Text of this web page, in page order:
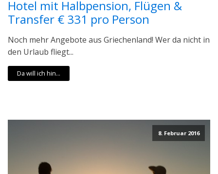
Hotel mit Halbpension, Flügen &
Transfer € 331 pro Person
Noch mehr Angebote aus Griechenland! Wer da nicht in
den Urlaub fliegt...
Da will ich hin...
8. Februar 2016